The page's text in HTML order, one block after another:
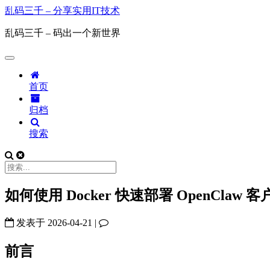
乱码三千 – 分享实用IT技术
乱码三千 – 码出一个新世界
首页
归档
搜索
如何使用 Docker 快速部署 OpenClaw 客
发表于 2026-04-21 |
前言